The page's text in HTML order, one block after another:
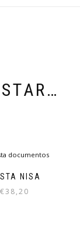
NISA
€38,20